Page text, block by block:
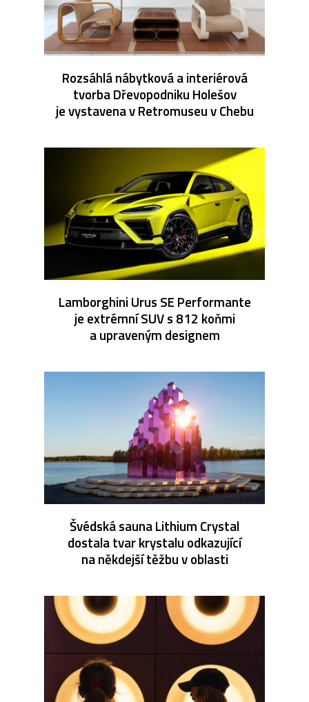
Rozsáhlá nábytková a interiérová
tvorba Dřevopodniku Holešov
je vystavena v Retromuseu v Chebu
Lamborghini Urus SE Performante
je extrémní SUV s 812 koňmi
a upraveným designem
Švédská sauna Lithium Crystal
dostala tvar krystalu odkazující
na někdejší těžbu v oblasti